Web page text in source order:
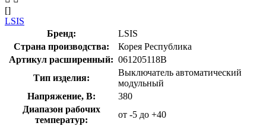
[]
LSIS
Бренд:
LSIS
Страна производства:
Корея Республика
Артикул расширенный: 061205118B
Тип изделия:
Выключатель автоматический
модульный
Напряжение, В:
380
Диапазон рабочих
температур:
от -5 до +40